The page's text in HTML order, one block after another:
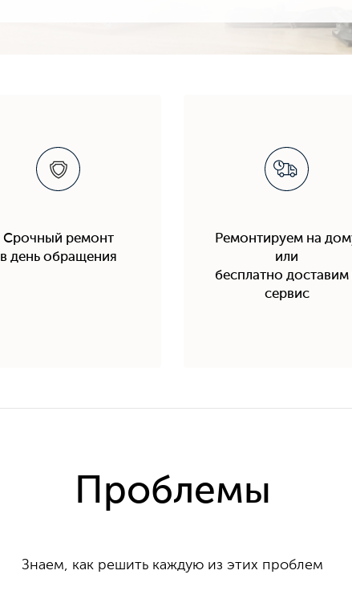
Срочный ремонт
в день обращения
Ремонтируем на
или
бесплатно доставим
сервис
Проблемы
Знаем, как решить каждую из этих проблем